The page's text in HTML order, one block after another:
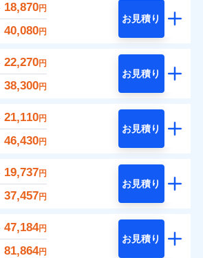
18,870円
40,080円
お見積り
22,270円
38,300円
お見積り
21,110円
46,430円
お見積り
19,737円
37,457円
お見積り
47,184円
81,864円
お見積り